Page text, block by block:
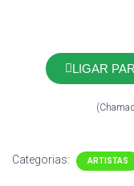
LIGAR
Categorias: ARTISTAS